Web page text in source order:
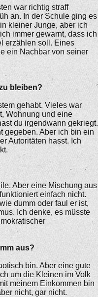
war richtig straff
an. In der Schule ging es
kleiner Junge, aber ich
immer gewarnt, dass ich
erzählen soll. Eines
ein Nachbar von seiner
bleiben?
gehabt. Vieles war
Wohnung und eine
du irgendwann gekriegt.
gegeben. Aber ich bin ein
Autoritäten hasst. Ich
Aber eine Mischung aus
einfach nicht.
dumm oder faul er ist,
Ich denke, es müsste
aus?
bin. Aber eine gute
um die Kleinen im Volk
meinem Einkommen bin
nicht, gar nicht.